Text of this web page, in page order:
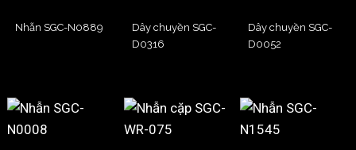
Nhẫn SGC-N0889
Dây chuyền SGC-
D0316
Dây chuyền SGC-
D0052